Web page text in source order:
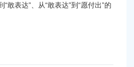
“敢表达”、从“敢表达”到“愿付出”的